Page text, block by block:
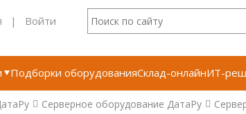
| Войти
Подборки оборудованияСклад-онлайнИТ-
Серверное оборудование ДатаРу